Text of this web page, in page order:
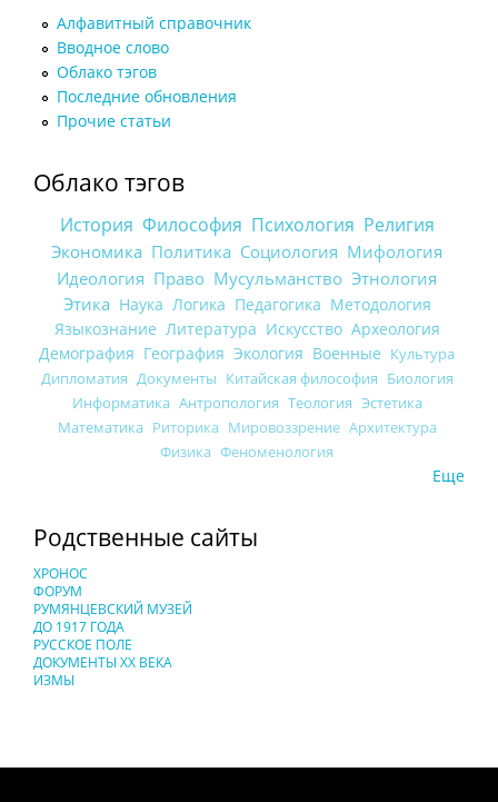
Алфавитный справочник
Вводное слово
Облако тэгов
Последние обновления
Прочие статьи
Облако тэгов
История Философия Психология Религия
Экономика Политика Социология Мифология
Идеология Право Мусульманство Этнология
Этика Наука Логика Педагогика Методология
Языкознание Литература Искусство Археология
Демография География Экология Военные Культура
Дипломатия Документы Китайская философия Биология
Информатика Антропология Теология Эстетика
Математика Риторика Мировоззрение Архитектура
Физика Феноменология
Еще
Родственные сайты
ХРОНОС
ФОРУМ
РУМЯНЦЕВСКИЙ МУЗЕЙ
ДО 1917 ГОДА
РУССКОЕ ПОЛЕ
ДОКУМЕНТЫ XX ВЕКА
ИЗМЫ